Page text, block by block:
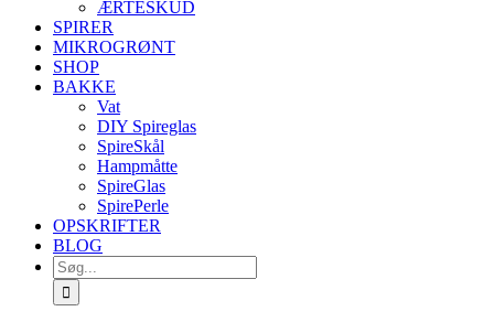
ÆRTESKUD
SPIRER
MIKROGRØNT
SHOP
BAKKE
Vat
DIY Spireglas
SpireSkål
Hampmåtte
SpireGlas
SpirePerle
OPSKRIFTER
BLOG
Søg
efter: